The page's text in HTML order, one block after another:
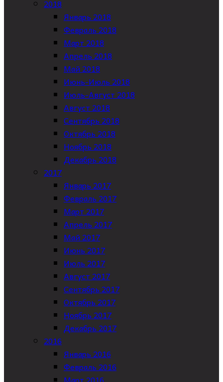
2018
Январь 2018
Февраль 2018
Март 2018
Апрель 2018
Май 2018
Июнь-Июль 2018
Июль-Август 2018
Август 2018
Сентябрь 2018
Октябрь 2018
Ноябрь 2018
Декабрь 2018
2017
Январь 2017
Февраль 2017
Март 2017
Апрель 2017
Май 2017
Июнь 2017
Июль 2017
Август 2017
Сентябрь 2017
Октябрь 2017
Ноябрь 2017
Декабрь 2017
2016
Январь 2016
Февраль 2016